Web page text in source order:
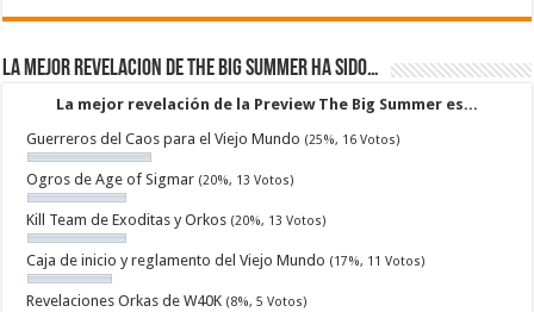
La mejor revelacion de The Big Summer ha sido…
La mejor revelación de la Preview The Big Summer es...
Guerreros del Caos para el Viejo Mundo (25%, 16 Votos)
Ogros de Age of Sigmar (20%, 13 Votos)
Kill Team de Exoditas y Orkos (20%, 13 Votos)
Caja de inicio y reglamento del Viejo Mundo (17%, 11 Votos)
Revelaciones Orkas de W40K (8%, 5 Votos)